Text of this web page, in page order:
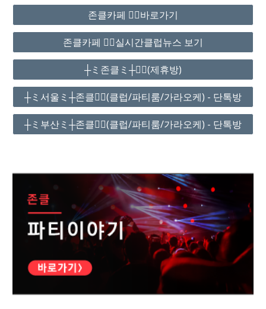
존클카페 ❤️‍🔥바로가기
존클카페 ❤️‍🔥실시간클럽뉴스 보기
┼ミ존클ミ┼❤️‍🔥(제휴방)
┼ミ서울ミ┼존클❤️‍🔥(클럽/파티룸/가라오케) - 단톡방
┼ミ부산ミ┼존클❤️‍🔥(클럽/파티룸/가라오케) - 단톡방